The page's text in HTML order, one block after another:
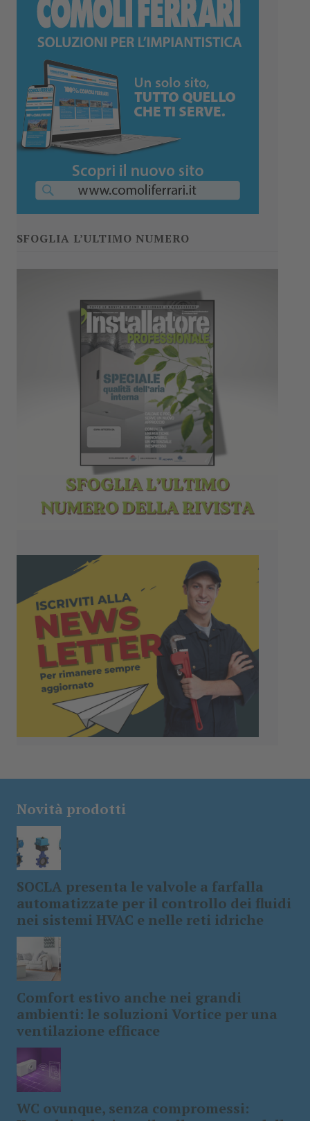
SFOGLIA L’ULTIMO NUMERO
Novità prodotti
SOCLA presenta le valvole a farfalla
automatizzate per il controllo dei fluidi
nei sistemi HVAC e nelle reti idriche
Comfort estivo anche nei grandi
ambienti: le soluzioni Vortice per una
ventilazione efficace
WC ovunque, senza compromessi: